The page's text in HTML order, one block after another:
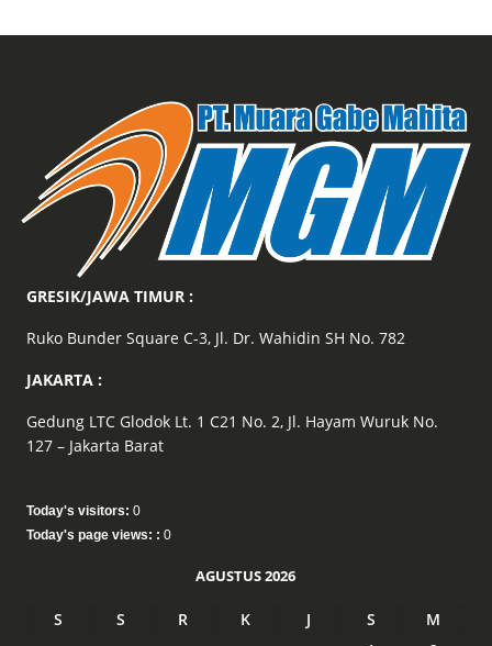
GRESIK/JAWA TIMUR :
Ruko Bunder Square C-3, Jl. Dr. Wahidin SH No. 782
JAKARTA :
Gedung LTC Glodok Lt. 1 C21 No. 2, Jl. Hayam Wuruk No.
127 – Jakarta Barat
Today's visitors: 0
Today's page views: : 0
AGUSTUS 2026
S S R K J S
M